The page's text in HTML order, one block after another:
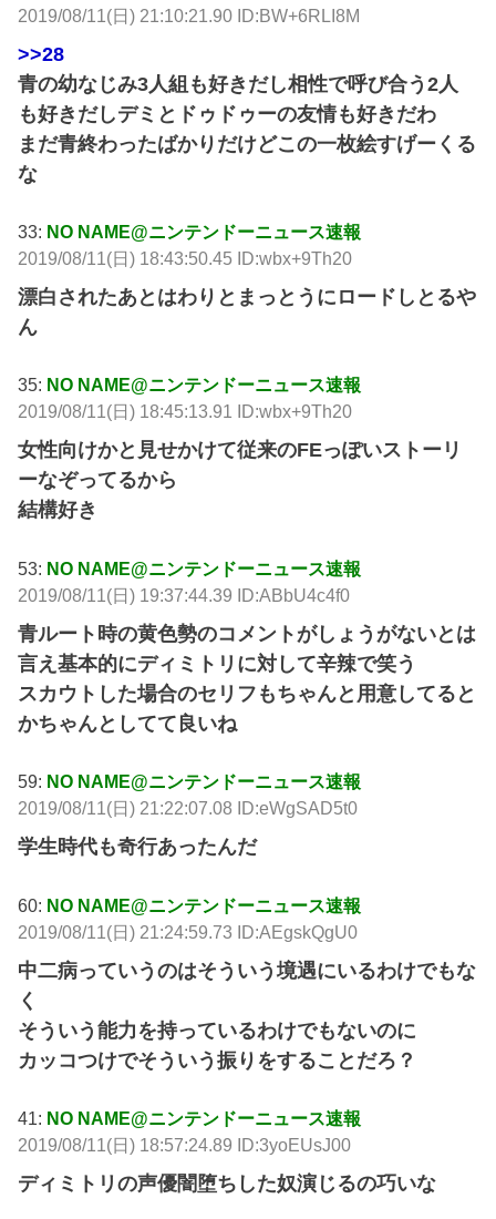
2019/08/11(日) 21:10:21.90 ID:BW+6RLI8M
>>28
青の幼なじみ3人組も好きだし相性で呼び合う2人
も好きだしデミとドゥドゥーの友情も好きだわ
まだ青終わったばかりだけどこの一枚絵すげーくる
な
33: NO NAME@ニンテンドーニュース速報
2019/08/11(日) 18:43:50.45 ID:wbx+9Th20
漂白されたあとはわりとまっとうにロードしとるや
ん
35: NO NAME@ニンテンドーニュース速報
2019/08/11(日) 18:45:13.91 ID:wbx+9Th20
女性向けかと見せかけて従来のFEっぽいストーリ
ーなぞってるから
結構好き
53: NO NAME@ニンテンドーニュース速報
2019/08/11(日) 19:37:44.39 ID:ABbU4c4f0
青ルート時の黄色勢のコメントがしょうがないとは
言え基本的にディミトリに対して辛辣で笑う
スカウトした場合のセリフもちゃんと用意してると
かちゃんとしてて良いね
59: NO NAME@ニンテンドーニュース速報
2019/08/11(日) 21:22:07.08 ID:eWgSAD5t0
学生時代も奇行あったんだ
60: NO NAME@ニンテンドーニュース速報
2019/08/11(日) 21:24:59.73 ID:AEgskQgU0
中二病っていうのはそういう境遇にいるわけでもな
く
そういう能力を持っているわけでもないのに
カッコつけでそういう振りをすることだろ？
41: NO NAME@ニンテンドーニュース速報
2019/08/11(日) 18:57:24.89 ID:3yoEUsJ00
ディミトリの声優闇堕ちした奴演じるの巧いな